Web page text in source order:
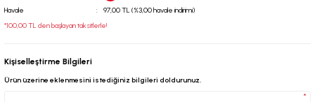
Havale
97,00 TL (%3,00 havale indirimi)
*100,00 TL den başlayan taksitlerle!
Kişiselleştirme Bilgileri
Ürün üzerine eklenmesini istediğiniz bilgileri doldurunuz.
*